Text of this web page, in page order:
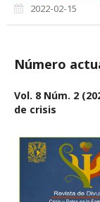
2022-02-15
Número
Vol. 8 Núm. 2
de crisis